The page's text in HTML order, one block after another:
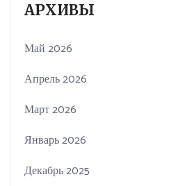
АРХИВЫ
Май 2026
Апрель 2026
Март 2026
Январь 2026
Декабрь 2025